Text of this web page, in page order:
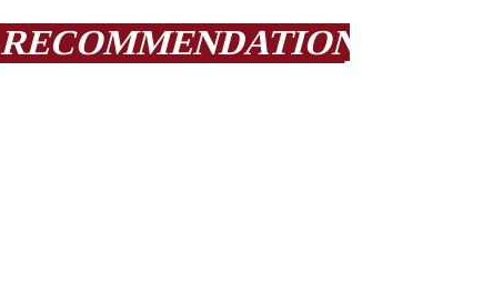
RECOMMENDATION